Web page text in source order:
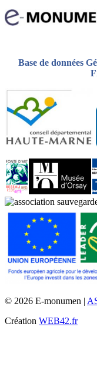
Base de données
© 2026 E-monumen |
Création WEB42.fr